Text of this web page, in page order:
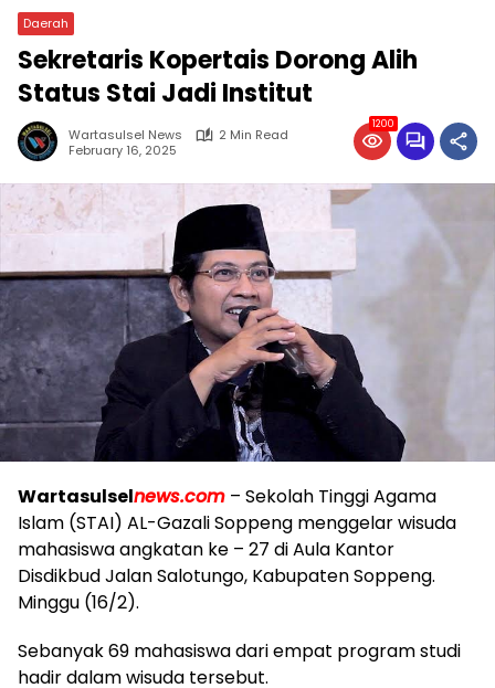
Daerah
Sekretaris Kopertais Dorong Alih
Status Stai Jadi Institut
Wartasulsel News
2 Min Read
February 16, 2025
1200
Wartasulselnews.com – Sekolah Tinggi Agama
Islam (STAI) AL-Gazali Soppeng menggelar wisuda
mahasiswa angkatan ke – 27 di Aula Kantor
Disdikbud Jalan Salotungo, Kabupaten Soppeng.
Minggu (16/2).
Sebanyak 69 mahasiswa dari empat program studi
hadir dalam wisuda tersebut.